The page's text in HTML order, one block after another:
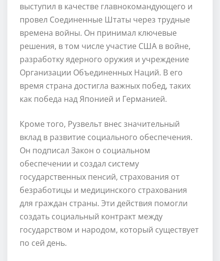
выступил в качестве главнокомандующего и
провел Соединенные Штаты через трудные
времена войны. Он принимал ключевые
решения, в том числе участие США в войне,
разработку ядерного оружия и учреждение
Организации Объединенных Наций. В его
время страна достигла важных побед, таких
как победа над Японией и Германией.
Кроме того, Рузвельт внес значительный
вклад в развитие социального обеспечения.
Он подписал Закон о социальном
обеспечении и создал систему
государственных пенсий, страхования от
безработицы и медицинского страхования
для граждан страны. Эти действия помогли
создать социальный контракт между
государством и народом, который существует
по сей день.